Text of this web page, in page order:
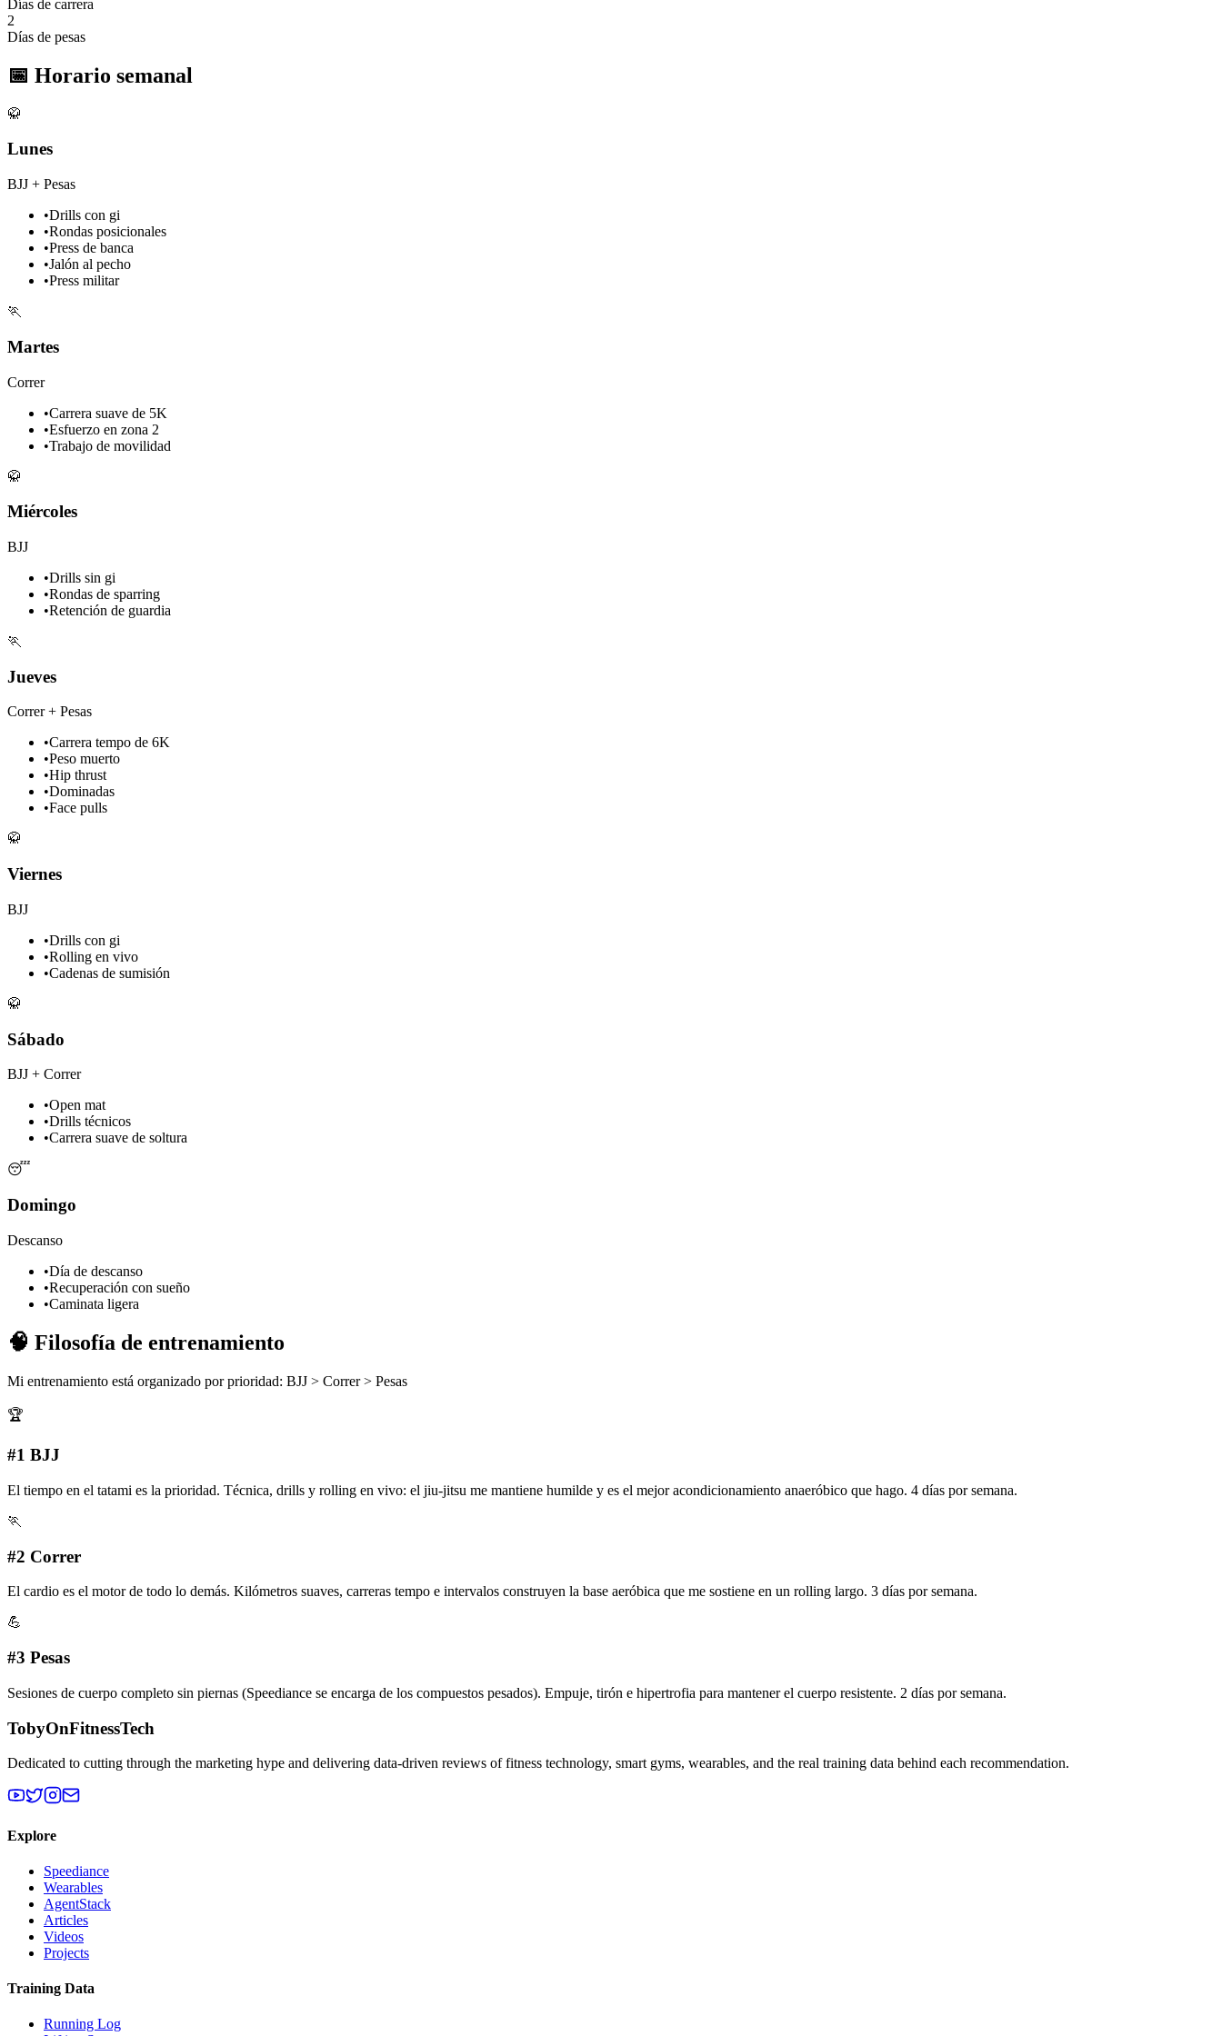
Días de carrera
2
Días de pesas
📅 Horario semanal
🥋
Lunes
BJJ + Pesas
•Drills con gi
•Rondas posicionales
•Press de banca
•Jalón al pecho
•Press militar
🏃
Martes
Correr
•Carrera suave de 5K
•Esfuerzo en zona 2
•Trabajo de movilidad
🥋
Miércoles
BJJ
•Drills sin gi
•Rondas de sparring
•Retención de guardia
🏃
Jueves
Correr + Pesas
•Carrera tempo de 6K
•Peso muerto
•Hip thrust
•Dominadas
•Face pulls
🥋
Viernes
BJJ
•Drills con gi
•Rolling en vivo
•Cadenas de sumisión
🥋
Sábado
BJJ + Correr
•Open mat
•Drills técnicos
•Carrera suave de soltura
😴
Domingo
Descanso
•Día de descanso
•Recuperación con sueño
•Caminata ligera
🧠 Filosofía de entrenamiento
Mi entrenamiento está organizado por prioridad: BJJ > Correr > Pesas
🏆
#1 BJJ
El tiempo en el tatami es la prioridad. Técnica, drills y rolling en vivo: el jiu-jitsu me mantiene humilde y es el mejor acondicionamiento anaeróbico que hago. 4 días por semana.
🏃
#2 Correr
El cardio es el motor de todo lo demás. Kilómetros suaves, carreras tempo e intervalos construyen la base aeróbica que me sostiene en un rolling largo. 3 días por semana.
💪
#3 Pesas
Sesiones de cuerpo completo sin piernas (Speediance se encarga de los compuestos pesados). Empuje, tirón e hipertrofia para mantener el cuerpo resistente. 2 días por semana.
TobyOnFitnessTech
Dedicated to cutting through the marketing hype and delivering data-driven reviews of fitness technology, smart gyms, wearables, and the real training data behind each recommendation.
Explore
Speediance
Wearables
AgentStack
Articles
Videos
Projects
Training Data
Running Log